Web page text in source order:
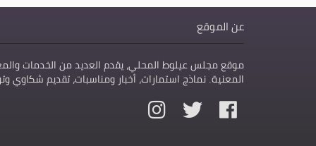
عن الموقع
موقع مجلس عيلوط المحلي، يقدم العديد من الخدمات
المعنية. نماذج استمارات، أخبار ومناسبات، تقديم
فيس
بوك
تويتر انستقرام